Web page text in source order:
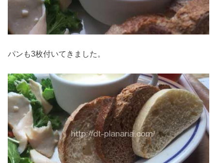
パンも3枚付いてきました。